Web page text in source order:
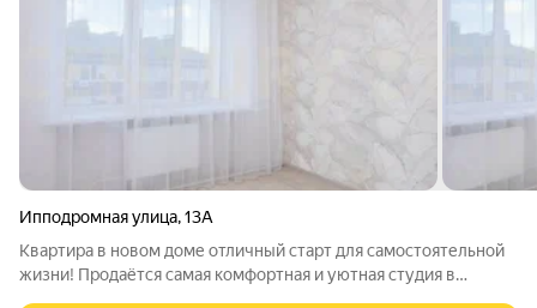
Ипподромная улица,13А
Квартира в новом доме отличный старт для самостоятельной
жизни! Продаётся самая комфортная и уютная студия в